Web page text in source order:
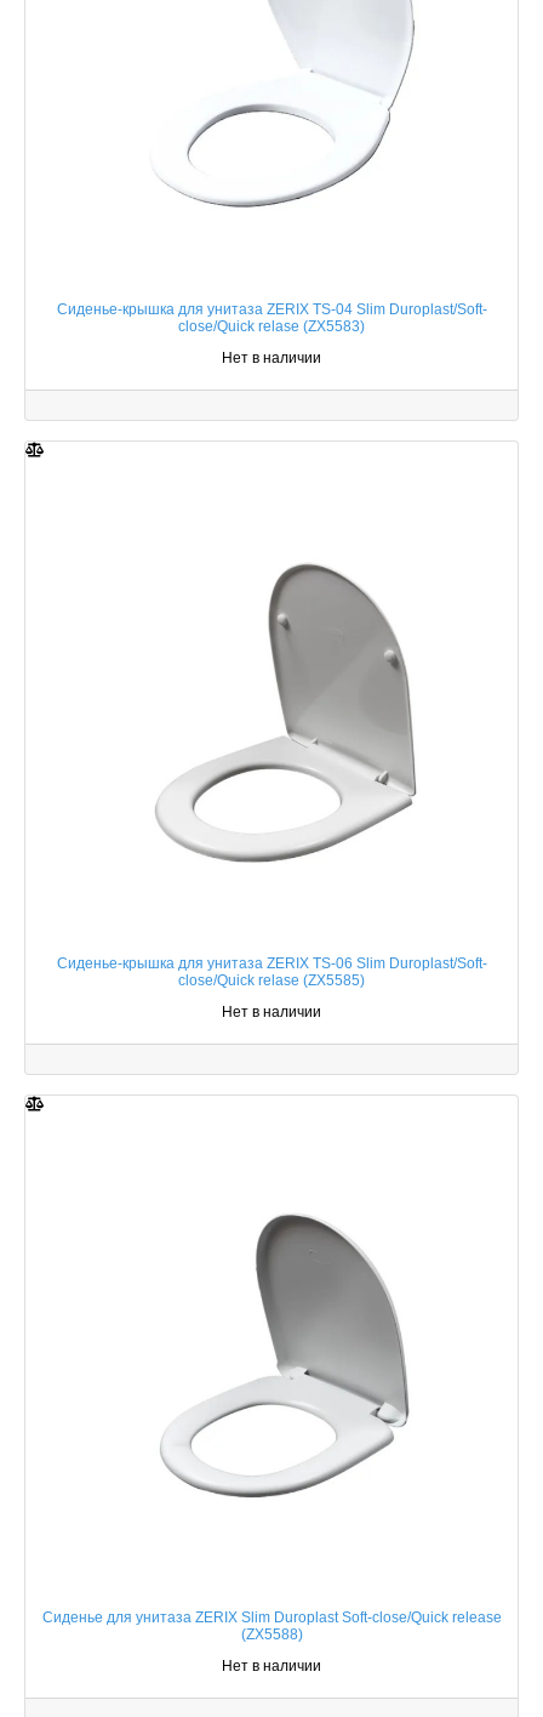
Сиденье-крышка для унитаза ZERIX TS-04 Slim Duroplast/Soft-
close/Quick relase (ZX5583)
Нет в наличии
Сиденье-крышка для унитаза ZERIX TS-06 Slim Duroplast/Soft-
close/Quick relase (ZX5585)
Нет в наличии
Сиденье для унитаза ZERIX Slim Duroplast Soft-close/Quick release
(ZX5588)
Нет в наличии